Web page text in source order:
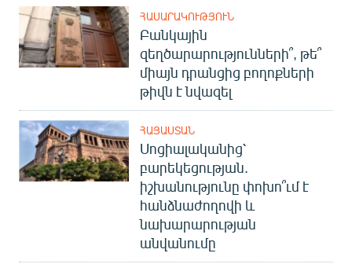
ՀԵՏԵՎԵՔ ՄԵԶ
«Ազատության» բոլոր կայքերը
ՀԱՍԱՐԱԿՈՒԹՅՈՒՆ
Բանկային
զեղծարարությունների՞, թե՞
միայն դրանցից բողոքների
թիվն է նվազել
ՀԱՅԱՍՏԱՆ
Սոցիալականից՝
բարեկեցության.
իշխանությունը փոխո՞ւմ է
հանձնաժողովի և
նախարարության
անվանումը